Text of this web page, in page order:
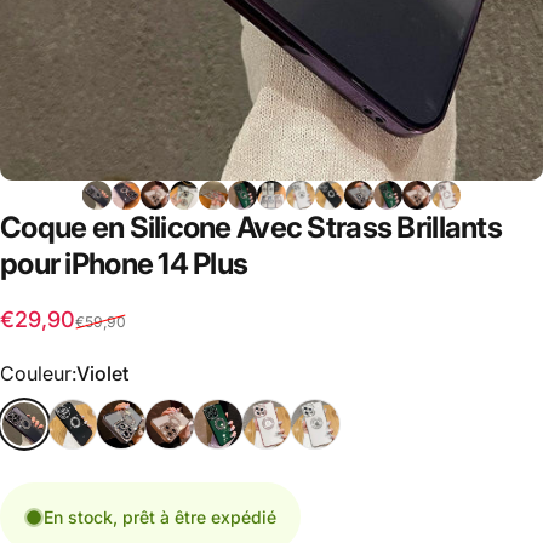
Coqueen SiliconeAvecStrassBrillants
pouriPhone14Plus
Prix promotionnel
€29,90
Prix habituel
€59,90
Couleur
Couleur:Violet
En stock, prêt à être expédié